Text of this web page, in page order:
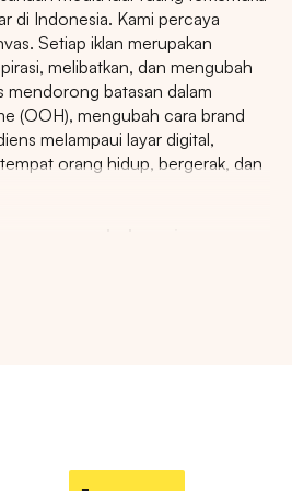
titik iklan kami
di Indonesia. Kami percaya
Setiap iklan merupakan
melibatkan, dan mengubah
mendorong batasan dalam
(OOH), mengubah cara brand
melampaui layar digital,
orang hidup, bergerak, dan
di Indonesia.